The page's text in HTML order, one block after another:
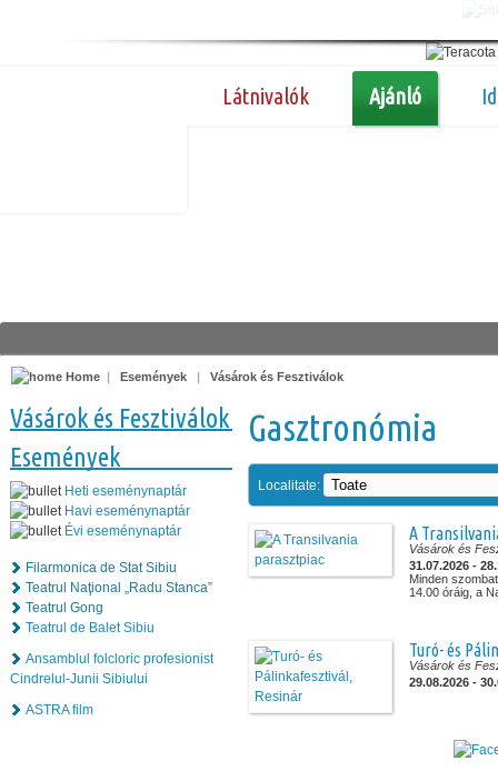
Látnivalók Ajánló
Home | Események | Vásárok és Fesztiválok
Vásárok és Fesztiválok
Események
Heti eseménynaptár
Havi eseménynaptár
Évi eseménynaptár
Filarmonica de Stat Sibiu
Teatrul Naţional „Radu Stanca”
Teatrul Gong
Teatrul de Balet Sibiu
Ansamblul folcloric profesionist
Cindrelul-Junii Sibiului
ASTRA film
Gasztronómia
Localitate:
A
Vásárok és
31.07.2026 -
Minden
14.00 óráig, a
Turó- és
Vásárok és
29.08.2026 -